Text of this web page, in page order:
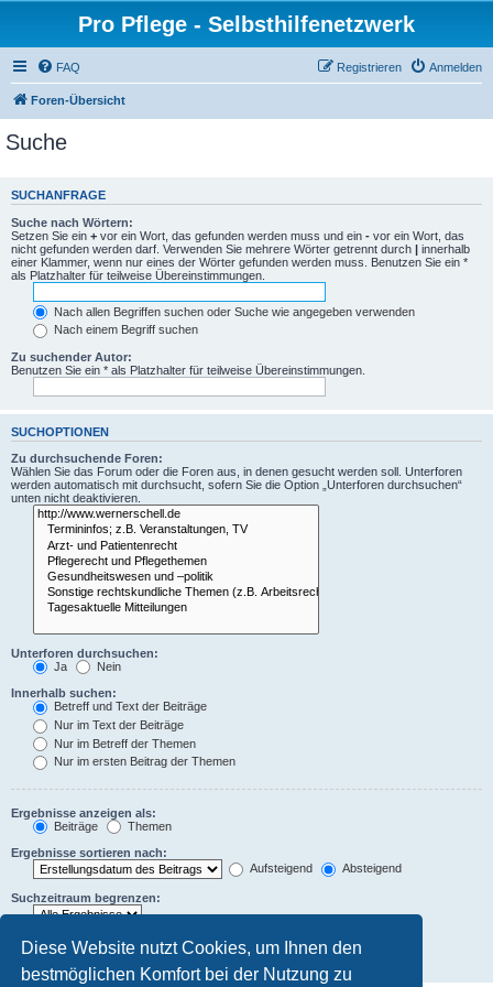
Diese Website nutzt Cookies, um Ihnen den
bestmöglichen Komfort bei der Nutzung zu
Pro Pflege - Selbsthilfenetzwerk
FAQ Anmelden
Registrieren
Foren-Übersicht
Suche
SUCHANFRAGE
Suche nach Wörtern:
Setzen Sie ein + vor ein Wort, das gefunden werden muss und ein - vor ein Wort, das
nicht gefunden werden darf. Verwenden Sie mehrere Wörter getrennt durch | innerhalb
einer Klammer, wenn nur eines der Wörter gefunden werden muss. Benutzen Sie ein *
als Platzhalter für teilweise Übereinstimmungen.
Nach allen Begriffen suchen oder Suche wie angegeben verwenden
Nach einem Begriff suchen
Zu suchender Autor:
Benutzen Sie ein * als Platzhalter für teilweise Übereinstimmungen.
SUCHOPTIONEN
Zu durchsuchende Foren:
Wählen Sie das Forum oder die Foren aus, in denen gesucht werden soll. Unterforen
werden automatisch mit durchsucht, sofern Sie die Option „Unterforen durchsuchen“
unten nicht deaktivieren.
Unterforen durchsuchen:
Ja
Nein
Innerhalb suchen:
Betreff und Text der Beiträge
Nur im Text der Beiträge
Nur im Betreff der Themen
Nur im ersten Beitrag der Themen
Ergebnisse anzeigen als:
Beiträge
Themen
Ergebnisse sortieren nach:
Aufsteigend
Absteigend
Suchzeitraum begrenzen:
Die ersten:
Zeichen der Beiträge anzeigen